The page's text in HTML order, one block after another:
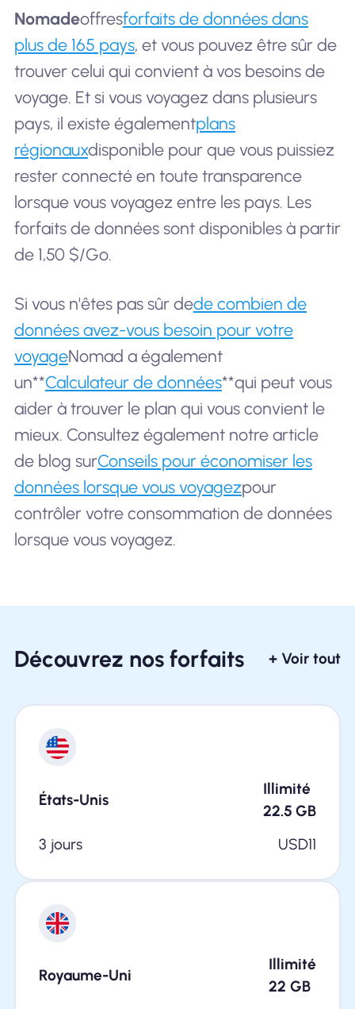
Nomadeoffresforfaits de données dans
plus de 165 pays, et vous pouvez être sûr de
trouver celui qui convient à vos besoins de
voyage. Et si vous voyagez dans plusieurs
pays, il existe égalementplans
régionauxdisponible pour que vous puissiez
rester connecté en toute transparence
lorsque vous voyagez entre les pays. Les
forfaits de données sont disponibles à partir
de 1,50 $/Go.
Si vous n'êtes pas sûr dede combien de
données avez-vous besoin pour votre
voyageNomad a également
un**Calculateur de données**qui peut vous
aider à trouver le plan qui vous convient le
mieux. Consultez également notre article
de blog surConseils pour économiser les
données lorsque vous voyagezpour
contrôler votre consommation de données
lorsque vous voyagez.
Découvrez nos forfaits + Voir tout
États-Unis
Illimité
22.5 GB
3 jours
USD11
Royaume-Uni
Illimité
22 GB